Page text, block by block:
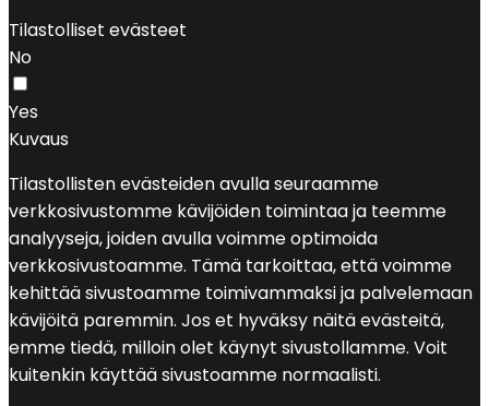
Tilastolliset evästeet
No
Yes
Kuvaus
Tilastollisten evästeiden avulla seuraamme
verkkosivustomme kävijöiden toimintaa ja teemme
analyyseja, joiden avulla voimme optimoida
verkkosivustoamme. Tämä tarkoittaa, että voimme
kehittää sivustoamme toimivammaksi ja palvelemaan
kävijöitä paremmin. Jos et hyväksy näitä evästeitä,
emme tiedä, milloin olet käynyt sivustollamme. Voit
kuitenkin käyttää sivustoamme normaalisti.